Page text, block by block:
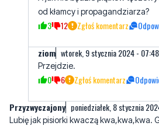
ziom wtorek, 9 stycznia 2024 -
Przejdzie.
Przyzwyczajony poniedziałek, 8 stycznia
Lubię jak pisiorki kwaczą kwa,kwa,kwa.
trzeba płacić , nie długo na legitymację
buhaha .